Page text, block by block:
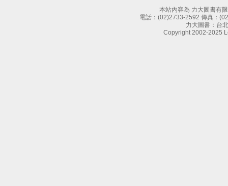
本站內容為 力大圖書有
電話： (02)2733-2592 傳真：
力大圖書：台
Copyright 2002-2025